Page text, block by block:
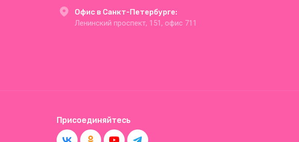
Офис в Санкт-Петербурге:
Ленинский проспект, 151, офис 711
Присоединяйтесь